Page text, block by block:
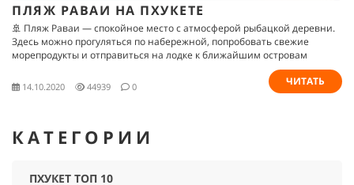
ПЛЯЖ РАВАИ НА ПХУКЕТЕ
🚢 Пляж Раваи — спокойное место с атмосферой рыбацкой деревни.
Здесь можно прогуляться по набережной, попробовать свежие
морепродукты и отправиться на лодке к ближайшим островам
14.10.2020 44939 0 ЧИТАТЬ
КАТЕГОРИИ
ПХУКЕТ ТОП 10